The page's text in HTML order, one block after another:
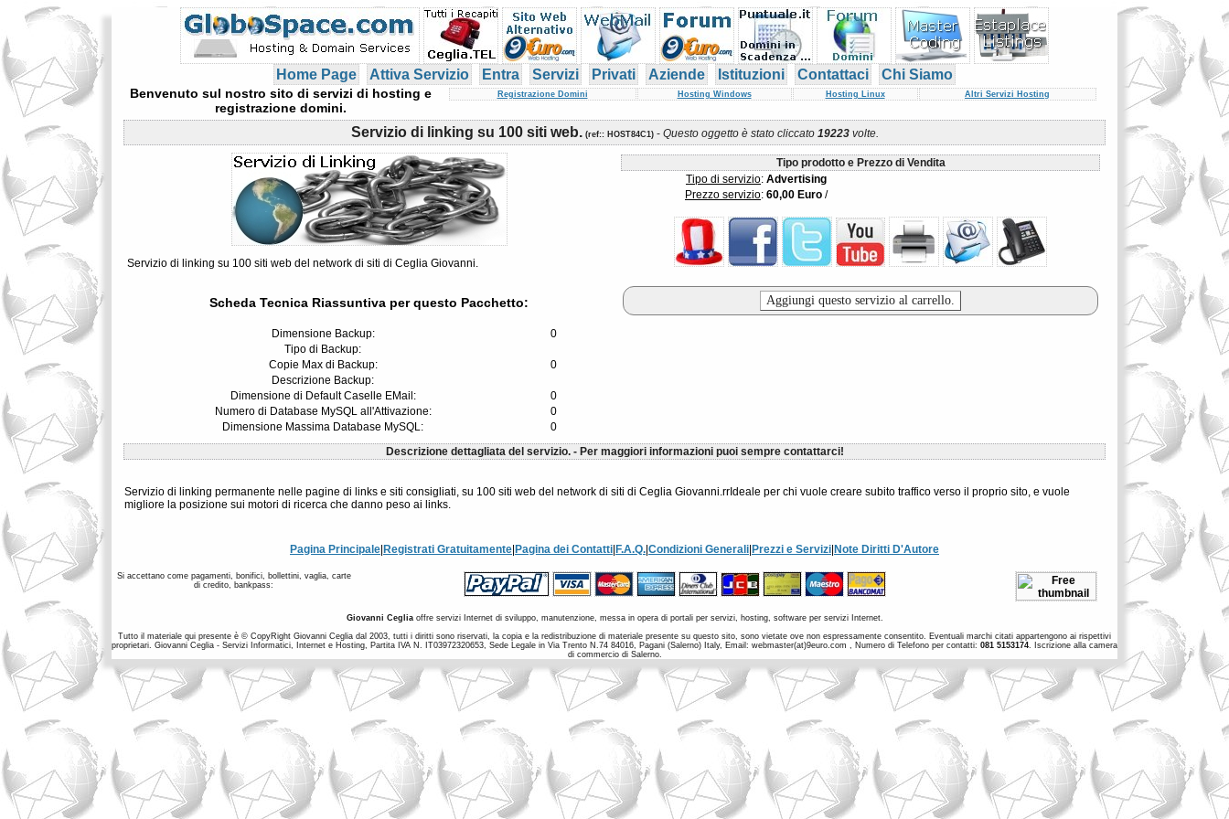
Home Page Attiva Servizio Entra Servizi Privati Aziende Istituzioni Contattaci Chi Siamo
Benvenuto sul nostro sito di servizi di hosting e
registrazione domini.
Registrazione Domini Hosting Windows Hosting Linux Altri Servizi Hosting
Servizio di linking su 100 siti web. (ref:: HOST84C1)- Questo oggetto è stato cliccato 19223volte.
Servizio di linking su 100 siti web del network di siti di Ceglia Giovanni.
Scheda Tecnica Riassuntiva per questo Pacchetto:
Dimensione Backup:
0
Tipo di Backup:
Copie Max di Backup:
0
Descrizione Backup:
Dimensione di Default Caselle EMail:
0
Numero di Database MySQL all'Attivazione:
0
Dimensione Massima Database MySQL:
0
Tipo prodotto e Prezzo di Vendita
Tipo di servizio: Advertising
Prezzo servizio: 60,00 Euro /
Descrizione dettagliata del servizio. - Per maggiori informazioni puoi sempre contattarci!
Servizio di linking permanente nelle pagine di links e siti consigliati, su 100 siti web del network di siti di Ceglia Giovanni.rrIdeale per chi vuole creare subito traffico verso il proprio sito, e vuole
migliore la posizione sui motori di ricerca che danno peso ai links.
Pagina Principale Registrati Gratuitamente Pagina dei Contatti F.A.Q. Condizioni Generali Prezzi e Servizi Note Diritti D'Autore
Si accettano come pagamenti, bonifici, bollettini, vaglia, carte
di credito, bankpass:
Giovanni Cegliaoffre servizi Internet di sviluppo, manutenzione, messa in opera di portali per servizi, hosting, software per servizi Internet.
Tutto il materiale qui presente è © CopyRight Giovanni Ceglia dal 2003, tutti i diritti sono riservati, la copia e la redistribuzione di materiale presente su questo sito, sono vietate ove non espressamente consentito. Eventuali marchi citati appartengono ai rispettivi
proprietari. Giovanni Ceglia - Servizi Informatici, Internet e Hosting, Partita IVA N. IT03972320653, Sede Legale in Via Trento N.74 84016, Pagani (Salerno) Italy, Email: webmaster(at)9euro.com , Numero di Telefono per contatti: 081 5153174. Iscrizione alla camera
di commercio di Salerno.